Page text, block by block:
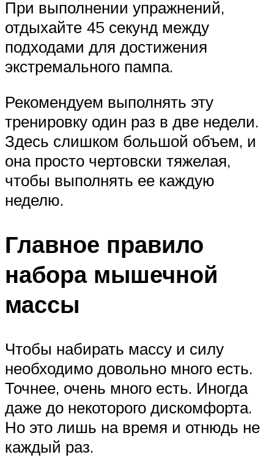
При выполнении упражнений,
отдыхайте 45 секунд между
подходами для достижения
экстремального пампа.
Рекомендуем выполнять эту
тренировку один раз в две недели.
Здесь слишком большой объем, и
она просто чертовски тяжелая,
чтобы выполнять ее каждую
неделю.
Главное правило
набора мышечной
массы
Чтобы набирать массу и силу
необходимо довольно много есть.
Точнее, очень много есть. Иногда
даже до некоторого дискомфорта.
Но это лишь на время и отнюдь не
каждый раз.